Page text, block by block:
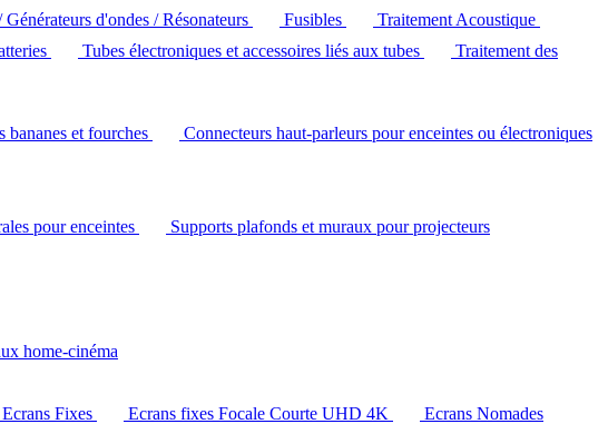
d'ondes / Résonateurs Fusibles
Traitement Acoustique
Tubes électroniques et accessoires liés aux tubes
Traitement des
bananes et fourches
Connecteurs haut-parleurs pour enceintes ou électroniques
pour enceintes
Supports plafonds et muraux pour projecteurs
home-cinéma
Ecrans Fixes Ecrans fixes Focale Courte UHD 4K
Ecrans Nomades